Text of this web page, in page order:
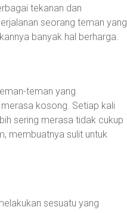
tekanan dan
seorang teman yang
banyak hal berharga.
teman yang
kosong. Setiap kali
sering merasa tidak cukup
membuatnya sulit untuk
sesuatu yang